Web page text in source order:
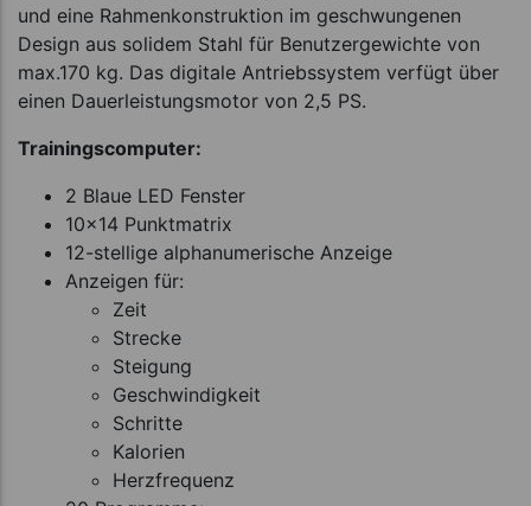
und eine Rahmenkonstruktion im geschwungenen
Design aus solidem Stahl für Benutzergewichte von
max.170 kg. Das digitale Antriebssystem verfügt über
einen Dauerleistungsmotor von 2,5 PS.
Trainingscomputer:
2 Blaue LED Fenster
10x14 Punktmatrix
12-stellige alphanumerische Anzeige
Anzeigen für:
Zeit
Strecke
Steigung
Geschwindigkeit
Schritte
Kalorien
Herzfrequenz